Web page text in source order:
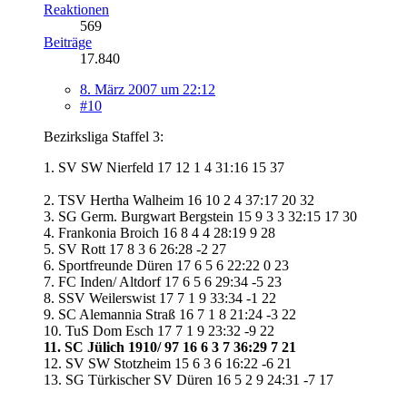
Reaktionen
569
Beiträge
17.840
8. März 2007 um 22:12
#10
Bezirksliga Staffel 3:
1. SV SW Nierfeld 17 12 1 4 31:16 15 37
2. TSV Hertha Walheim 16 10 2 4 37:17 20 32
3. SG Germ. Burgwart Bergstein 15 9 3 3 32:15 17 30
4. Frankonia Broich 16 8 4 4 28:19 9 28
5. SV Rott 17 8 3 6 26:28 -2 27
6. Sportfreunde Düren 17 6 5 6 22:22 0 23
7. FC Inden/ Altdorf 17 6 5 6 29:34 -5 23
8. SSV Weilerswist 17 7 1 9 33:34 -1 22
9. SC Alemannia Straß 16 7 1 8 21:24 -3 22
10. TuS Dom Esch 17 7 1 9 23:32 -9 22
11. SC Jülich 1910/ 97 16 6 3 7 36:29 7 21
12. SV SW Stotzheim 15 6 3 6 16:22 -6 21
13. SG Türkischer SV Düren 16 5 2 9 24:31 -7 17